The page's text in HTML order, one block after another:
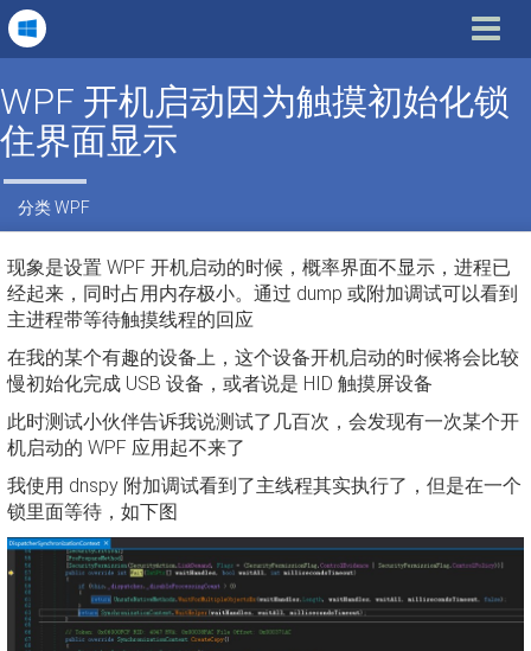
Toggle
WPF 开机启动因为触摸初始化锁
住界面显示
分类WPF
现象是设置 WPF 开机启动的时候，概率界面不显示，进程已
经起来，同时占用内存极小。通过 dump 或附加调试可以看到
主进程带等待触摸线程的回应
在我的某个有趣的设备上，这个设备开机启动的时候将会比较
慢初始化完成 USB 设备，或者说是 HID 触摸屏设备
此时测试小伙伴告诉我说测试了几百次，会发现有一次某个开
机启动的 WPF 应用起不来了
我使用 dnspy 附加调试看到了主线程其实执行了，但是在一个
锁里面等待，如下图